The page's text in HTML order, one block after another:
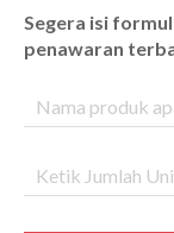
Segera isi
penawaran